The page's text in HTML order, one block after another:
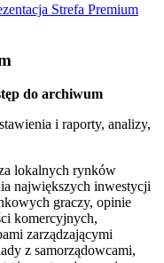
Strefa Premium
do archiwum
i raporty, analizy,
lokalnych rynków
największych inwestycji
graczy, opinie
komercyjnych,
zarządzającymi
z samorządowcami,